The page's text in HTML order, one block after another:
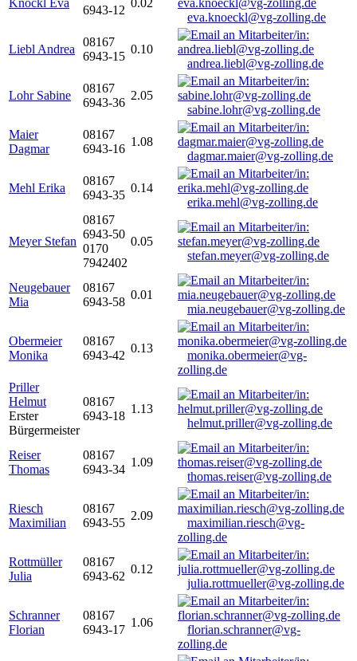
Knöckl Eva
6943-12
0.02
eva.knoeckl@vg-zolling.de
Liebl Andrea
08167
6943-15
0.10
andrea.liebl@vg-zolling.de
Lohr Sabine
08167
6943-36
2.05
sabine.lohr@vg-zolling.de
Maier
Dagmar
08167
6943-16
1.08
dagmar.maier@vg-zolling.de
Mehl Erika
08167
6943-35
0.14
erika.mehl@vg-zolling.de
Meyer Stefan
08167
6943-50
0170
7942402
0.05
stefan.meyer@vg-zolling.de
Neugebauer
Mia
08167
6943-58
0.01
mia.neugebauer@vg-zolling.de
Obermeier
Monika
08167
6943-42
0.13
monika.obermeier@vg-
zolling.de
Priller
Helmut
Erster
Bürgermeister
08167
6943-18
1.13
helmut.priller@vg-zolling.de
Reiser
Thomas
08167
6943-34
1.09
thomas.reiser@vg-zolling.de
Riesch
Maximilian
08167
6943-55
2.09
maximilian.riesch@vg-
zolling.de
Rottmüller
Julia
08167
6943-62
0.12
julia.rottmueller@vg-zolling.de
Schranner
Florian
08167
6943-17
1.06
florian.schranner@vg-
zolling.de